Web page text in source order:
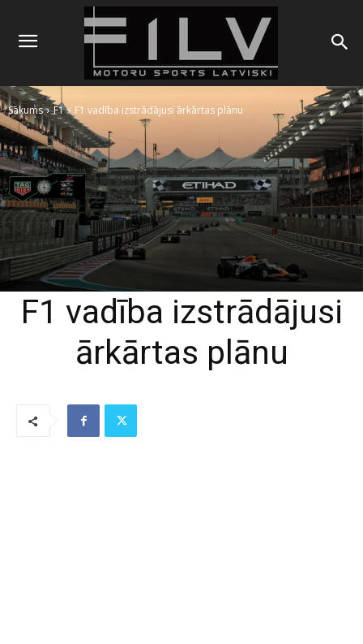
Sākums F1 F1 vadība izstrādājusi ārkārtas plānu
F1 vadība izstrādājusi
ārkārtas plānu